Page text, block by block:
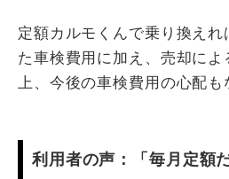
定額カルモくんで乗り換えれ
た車検費用に加え、売却によ
上、今後の車検費用の心配も
利用者の声：「毎月定額